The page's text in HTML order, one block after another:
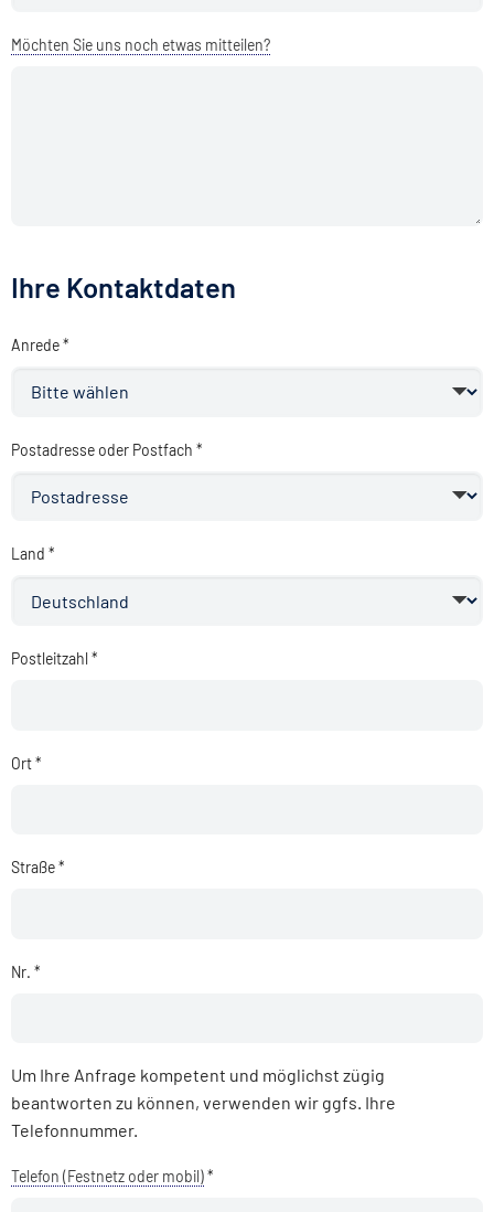
Möchten Sie uns noch etwas mitteilen?
Ihre Kontaktdaten
Anrede *
Postadresse oder Postfach *
Land *
Postleitzahl *
Ort *
Straße *
Nr. *
Um Ihre Anfrage kompetent und möglichst zügig
beantworten zu können, verwenden wir ggfs. Ihre
Telefonnummer.
Telefon (Festnetz oder mobil)*